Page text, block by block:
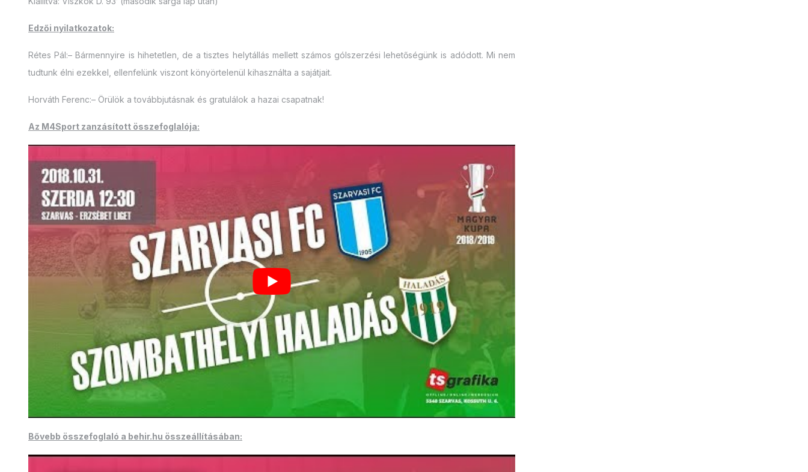
Edzői nyilatkozatok:
Rétes Pál:– Bármennyire is hihetetlen, de a tisztes helytállás mellett számos gólszerzési lehetőségünk is adódott. Mi nem
tudtunk élni ezekkel, ellenfelünk viszont könyörtelenül kihasználta a sajátjait.
Horváth Ferenc:– Örülök a továbbjutásnak és gratulálok a hazai csapatnak!
Az M4Sport zanzásított összefoglalója:
Bővebb összefoglaló a behir.hu összeállításában: